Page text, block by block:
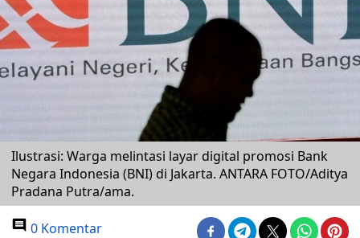
Ilustrasi: Warga melintasi layar digital promosi Bank
Negara Indonesia (BNI) di Jakarta. ANTARA FOTO/Aditya
Pradana Putra/ama.
0 Komentar